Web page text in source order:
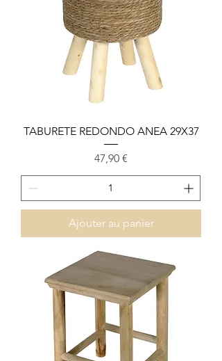
TABURETE REDONDO ANEA 29X37
Prix
47,90 €
Ajouter au panier